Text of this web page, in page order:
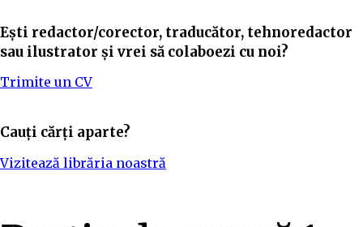
Ești redactor/corector, traducător, tehnoredactor
sau ilustrator și vrei să colaboezi cu noi?
Trimite un CV
Cauți cărți aparte?
Vizitează librăria noastră